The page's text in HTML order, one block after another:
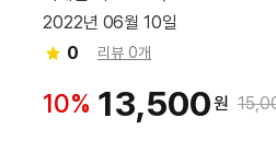
2022년 06월 10일
0
리뷰 0개
10% 13,500원